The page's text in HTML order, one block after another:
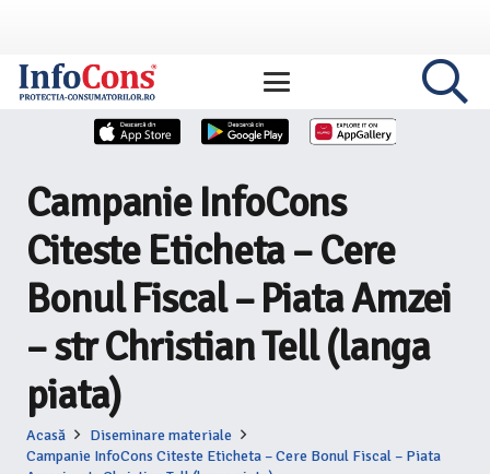
Campanie InfoCons
Citeste Eticheta – Cere
Bonul Fiscal – Piata Amzei
– str Christian Tell (langa
piata)
Acasă
Diseminare materiale
Campanie InfoCons Citeste Eticheta – Cere Bonul Fiscal – Piata